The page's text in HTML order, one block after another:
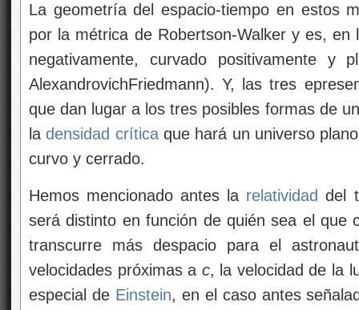
La geometría del espacio-tiempo en estos
por la métrica de Robertson-Walker y es, en
negativamente, curvado positivamente y
AlexandrovichFriedmann). Y, las tres
que dan lugar a los tres posibles formas de
ladensidad críticaque hará un universo
curvo y cerrado.
Hemos mencionado antes la relatividad del
será distinto en función de quién sea el que
transcurre más despacio para el
velocidades próximas a c, la velocidad de la
especial de Einstein, en el caso antes